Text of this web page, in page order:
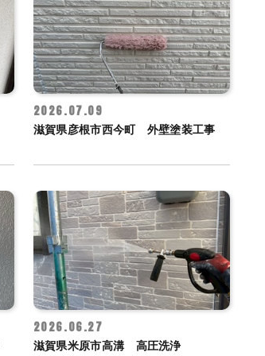
2026.07.09
滋賀県彦根市西今町 外壁塗装工事
2026.06.27
滋賀県米原市高溝 高圧洗浄